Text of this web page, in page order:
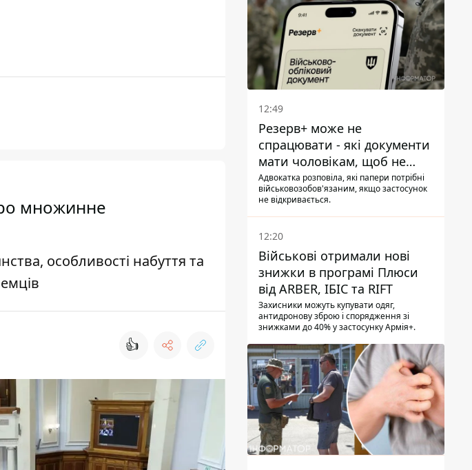
множинне
особливості набуття та
👍
12:49
Резерв+ може не
спрацювати - які документи
мати чоловікам, щоб не
потрапити до ТЦК
Адвокатка розповіла, які папери потрібні
військовозобов'язаним, якщо застосунок
не відкривається.
12:20
Військові отримали нові
знижки в програмі Плюси
від ARBER, ІБІС та RIFT
Захисники можуть купувати одяг,
антидронову зброю і спорядження зі
знижками до 40% у застосунку Армія+.